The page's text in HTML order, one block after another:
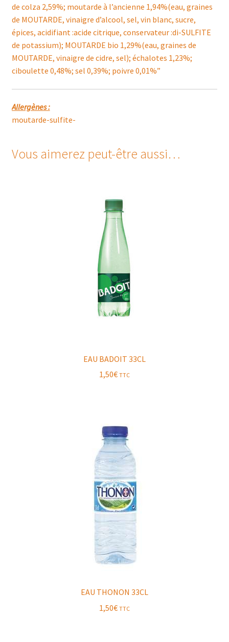
de colza 2,59%; moutarde à l’ancienne 1,94%(eau, graines
de MOUTARDE, vinaigre d’alcool, sel, vin blanc, sucre,
épices, acidifiant :acide citrique, conservateur :di-SULFITE
de potassium); MOUTARDE bio 1,29%(eau, graines de
MOUTARDE, vinaigre de cidre, sel); échalotes 1,23%;
ciboulette 0,48%; sel 0,39%; poivre 0,01%”
Allergènes :
moutarde-sulfite-
Vous aimerez peut-être aussi…
EAU BADOIT 33CL
1,50€ TTC
EAU THONON 33CL
1,50€ TTC